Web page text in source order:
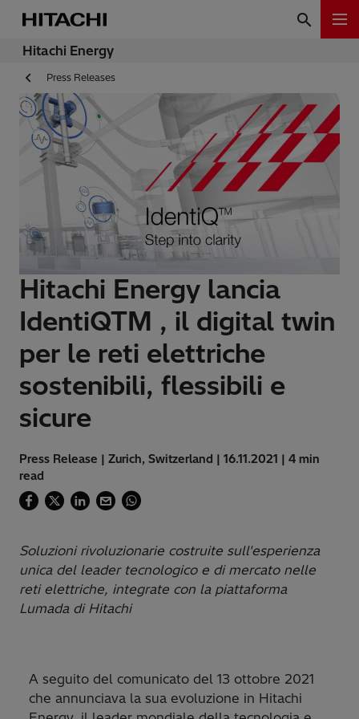
Hitachi Energy
Press Releases
Hitachi Energy lancia
IdentiQTM , il digital twin
per le reti elettriche
sostenibili, flessibili e
sicure
Press Release | Zurich, Switzerland | 16.11.2021 | 4 min
read
Soluzioni rivoluzionarie costruite sull'esperienza
unica del leader tecnologico e di mercato nelle
reti elettriche, integrate con la piattaforma
Lumada di Hitachi
A seguito del comunicato del 13 ottobre 2021
che annunciava la sua evoluzione in Hitachi